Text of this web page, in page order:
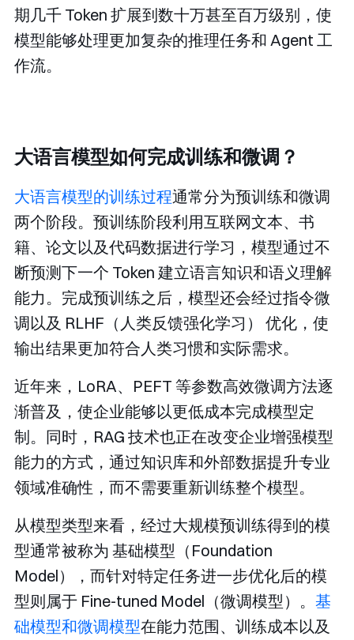
期几千 Token 扩展到数十万甚至百万级别，使
模型能够处理更加复杂的推理任务和 Agent 工
作流。
大语言模型如何完成训练和微调？
大语言模型的训练过程通常分为预训练和微调
两个阶段。预训练阶段利用互联网文本、书
籍、论文以及代码数据进行学习，模型通过不
断预测下一个 Token 建立语言知识和语义理解
能力。完成预训练之后，模型还会经过指令微
调以及 RLHF（人类反馈强化学习） 优化，使
输出结果更加符合人类习惯和实际需求。
近年来，LoRA、PEFT 等参数高效微调方法逐
渐普及，使企业能够以更低成本完成模型定
制。同时，RAG 技术也正在改变企业增强模型
能力的方式，通过知识库和外部数据提升专业
领域准确性，而不需要重新训练整个模型。
从模型类型来看，经过大规模预训练得到的模
型通常被称为 基础模型（Foundation
Model），而针对特定任务进一步优化后的模
型则属于 Fine-tuned Model（微调模型）。 基
础模型和微调模型在能力范围、训练成本以及